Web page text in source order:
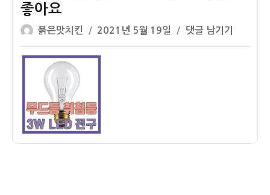
좋아요
글
쓴
이
붉은맛치킨
작
성
일
2021년 5월 19일
[솔
직
댓글 남기기